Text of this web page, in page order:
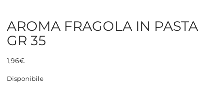
AROMA FRAGOLA IN PASTA
GR 35
1,96€
Disponibile